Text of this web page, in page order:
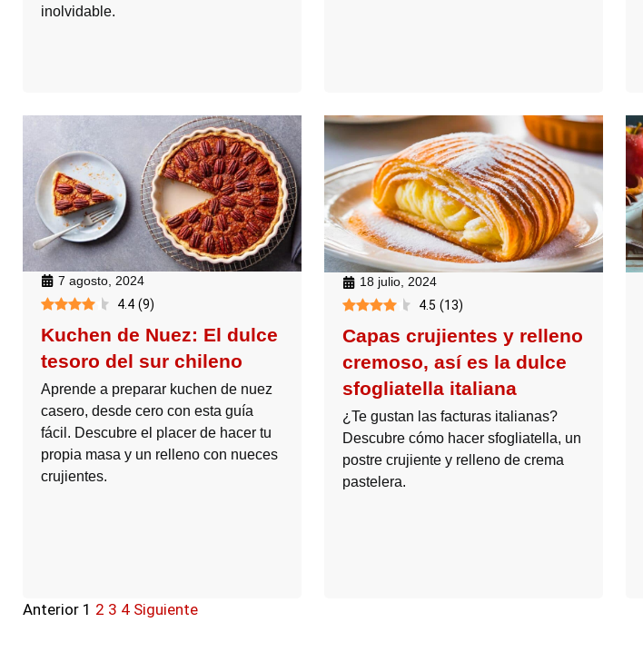
inolvidable.
7 agosto, 2024
4.4 (9)
Kuchen de Nuez: El dulce
tesoro del sur chileno
Aprende a preparar kuchen de nuez
casero, desde cero con esta guía
fácil. Descubre el placer de hacer tu
propia masa y un relleno con nueces
crujientes.
18 julio, 2024
4.5 (13)
Capas crujientes y relleno
cremoso, así es la dulce
sfogliatella italiana
¿Te gustan las facturas italianas?
Descubre cómo hacer sfogliatella, un
postre crujiente y relleno de crema
pastelera.
Anterior 1 2 3 4 Siguiente